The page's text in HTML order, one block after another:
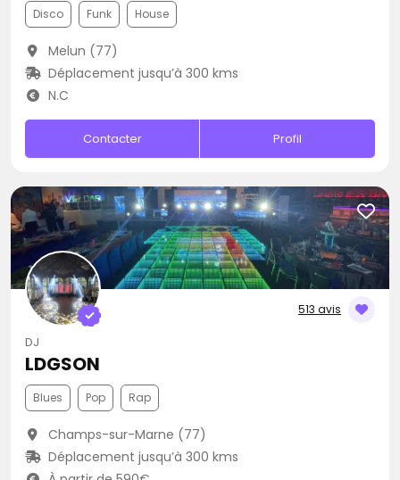
Disco Funk House
Melun (77)
Déplacement jusqu’à 300 kms
N.C
Contacter Profil
513 avis
DJ
LDGSON
Blues Pop Rap
Champs-sur-Marne (77)
Déplacement jusqu’à 300 kms